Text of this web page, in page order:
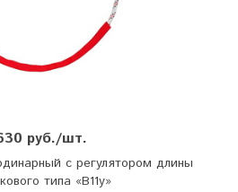
руб./шт.
с регулятором длины
типа «В11у»